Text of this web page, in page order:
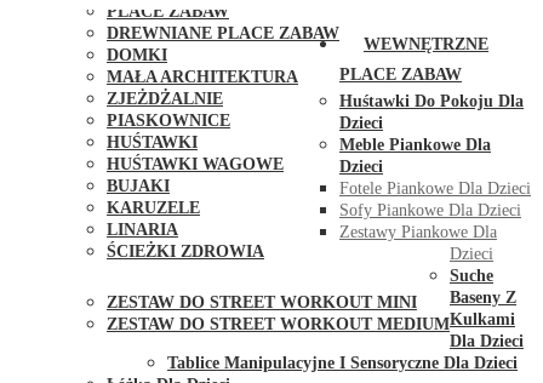
PLACE ZABAW
DREWNIANE PLACE ZABAW
DOMKI
MAŁA ARCHITEKTURA
ZJEŻDŻALNIE
PIASKOWNICE
HUŚTAWKI
HUŚTAWKI WAGOWE
BUJAKI
KARUZELE
LINARIA
ŚCIEŻKI ZDROWIA
ZESTAW DO STREET WORKOUT MINI
ZESTAW DO STREET WORKOUT MEDIUM
WEWNĘTRZNE
PLACE ZABAW
Huśtawki Do Pokoju Dla
Dzieci
Meble Piankowe Dla
Dzieci
Fotele Piankowe Dla Dzieci
Sofy Piankowe Dla Dzieci
Zestawy Piankowe Dla
Dzieci
Suche
Baseny Z
Kulkami
Dla Dzieci
Tablice Manipulacyjne I Sensoryczne Dla Dzieci